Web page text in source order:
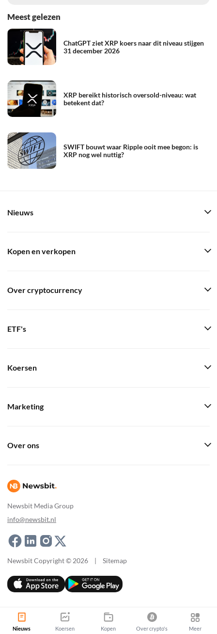
Meest gelezen
ChatGPT ziet XRP koers naar dit niveau stijgen
31 december 2026
XRP bereikt historisch oversold-niveau: wat
betekent dat?
SWIFT bouwt waar Ripple ooit mee begon: is
XRP nog wel nuttig?
Newsbit Media Group
info@newsbit.nl
Nieuws
Kopen en verkopen
Over cryptocurrency
ETF's
Koersen
Marketing
Over ons
Newsbit Copyright © 2026 | Sitemap
Nieuws Koersen Kopen Over crypto's Meer